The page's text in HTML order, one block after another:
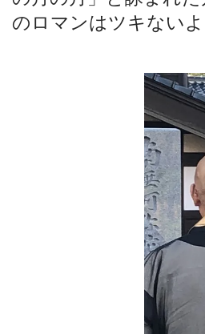
のロマンはツキないよ